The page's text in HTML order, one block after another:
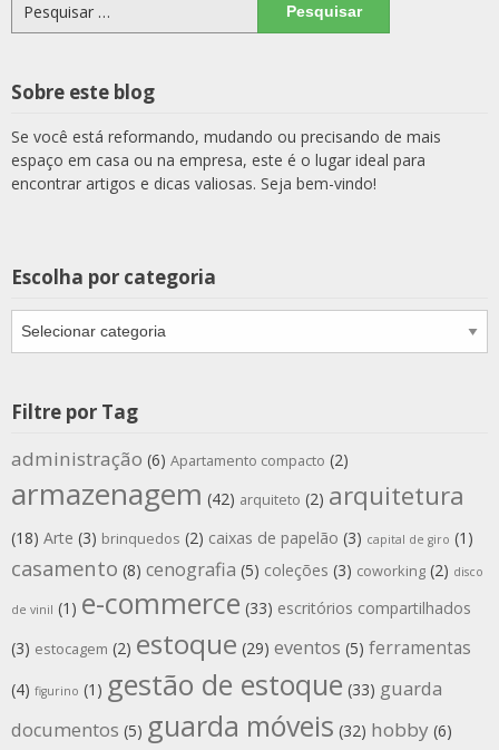
por:
Sobre este blog
Se você está reformando, mudando ou precisando de mais
espaço em casa ou na empresa, este é o lugar ideal para
encontrar artigos e dicas valiosas. Seja bem-vindo!
Escolha por categoria
por
Filtre por Tag
administração (6) Apartamento compacto (2)
armazenagem (42) arquiteto (2) arquitetura
(18) Arte (3) brinquedos (2) caixas de papelão (3) capital de giro (1)
casamento (8) cenografia (5) coleções (3) coworking (2) disco
de vinil (1) e-commerce (33) escritórios compartilhados
(3) estocagem (2) estoque (29) eventos (5) ferramentas
(4) figurino (1) gestão de estoque (33) guarda
documentos (5) guarda móveis (32) hobby (6)